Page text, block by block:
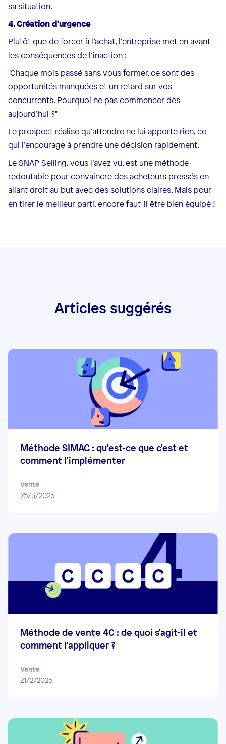
sa situation.
4. Création d’urgence
Plutôt que de forcer à l’achat, l’entreprise met en avant
les conséquences de l’inaction :
"Chaque mois passé sans vous former, ce sont des
opportunités manquées et un retard sur vos
concurrents. Pourquoi ne pas commencer dès
aujourd’hui ?"
Le prospect réalise qu’attendre ne lui apporte rien, ce
qui l’encourage à prendre une décision rapidement.
Le SNAP Selling, vous l’avez vu, est une méthode
redoutable pour convaincre des acheteurs pressés en
allant droit au but avec des solutions claires. Mais pour
en tirer le meilleur parti, encore faut-il être bien équipé !
Articles suggérés
Méthode SIMAC : qu'est-ce que c'est et
comment l'implémenter
Vente
25/3/2025
Méthode de vente 4C : de quoi s'agit-il et
comment l'appliquer ?
Vente
21/2/2025